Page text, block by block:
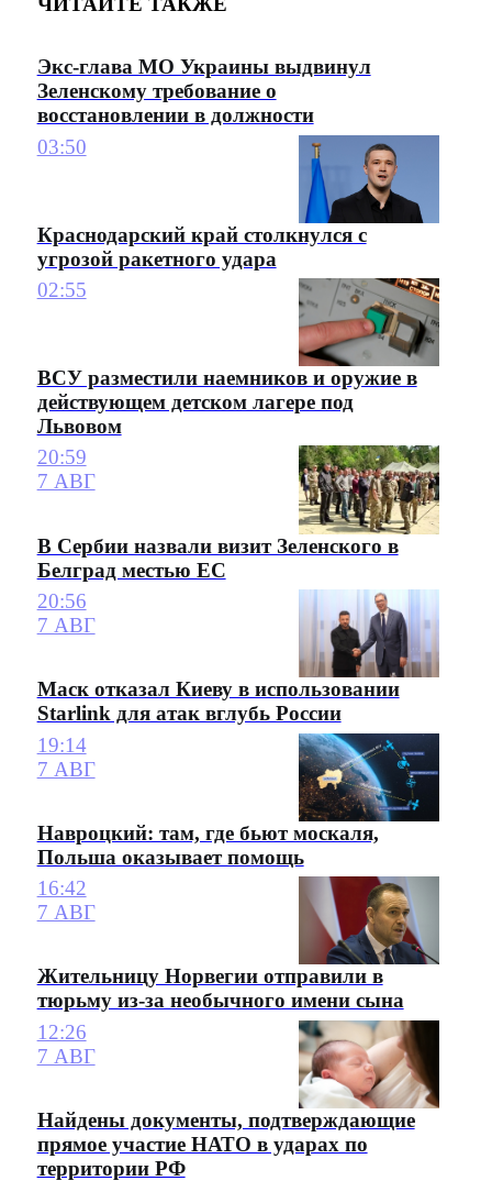
Экс-глава МО Украины выдвинул
Зеленскому требование о
восстановлении в должности
03:50
Краснодарский край столкнулся с
угрозой ракетного удара
02:55
ВСУ разместили наемников и оружие в
действующем детском лагере под
Львовом
20:59
7 АВГ
В Сербии назвали визит Зеленского в
Белград местью ЕС
20:56
7 АВГ
Маск отказал Киеву в использовании
Starlink для атак вглубь России
19:14
7 АВГ
Навроцкий: там, где бьют москаля,
Польша оказывает помощь
16:42
7 АВГ
Жительницу Норвегии отправили в
тюрьму из-за необычного имени сына
12:26
7 АВГ
Найдены документы, подтверждающие
прямое участие НАТО в ударах по
территории РФ